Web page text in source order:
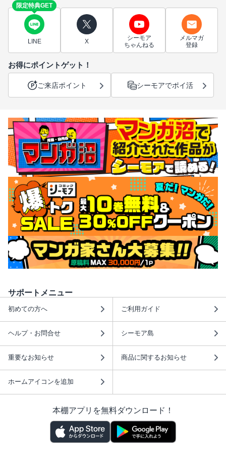
限定特典GET
LINE X
シーモア
ちゃんねる
メルマガ
登録
お得にポイントゲット！
ご来店ポイント シーモアでポイ活
サポートメニュー
初めての方へ ご利用ガイド
ヘルプ・お問合せ シーモア島
重要なお知らせ 商品に関するお知らせ
ホームアイコンを追加
本棚アプリを無料ダウンロード！